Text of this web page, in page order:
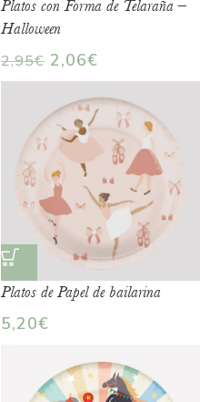
Platos con Forma de Telaraña –
Halloween
2,95€ 2,06€
Platos de Papel de bailarina
5,20€